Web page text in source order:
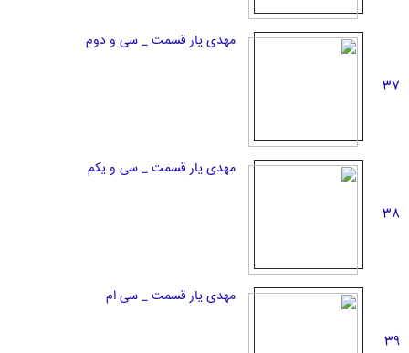
37
مهدی یار قسمت _ سی و دوم
38
مهدی یار قسمت _ سی و یکم
39
مهدی یار قسمت _ سی ام